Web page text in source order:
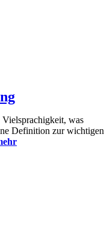
was
Definition zur wichtigen